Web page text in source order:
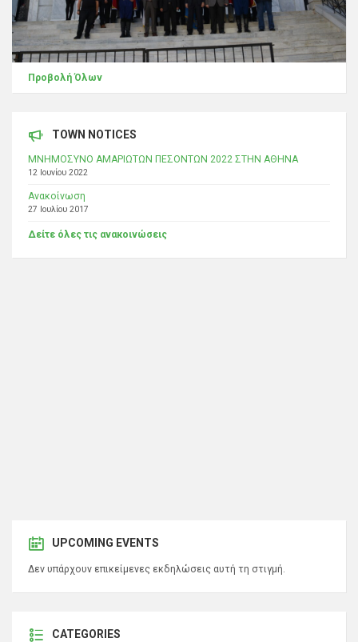
Προβολή Όλων
TOWN NOTICES
ΜΝΗΜΟΣΥΝΟ ΑΜΑΡΙΩΤΩΝ ΠΕΣΟΝΤΩΝ 2022 ΣΤΗΝ ΑΘΗΝΑ
12 Ιουνίου 2022
Ανακοίνωση
27 Ιουλίου 2017
Δείτε όλες τις ανακοινώσεις
UPCOMING EVENTS
Δεν υπάρχουν επικείμενες εκδηλώσεις αυτή τη στιγμή.
CATEGORIES